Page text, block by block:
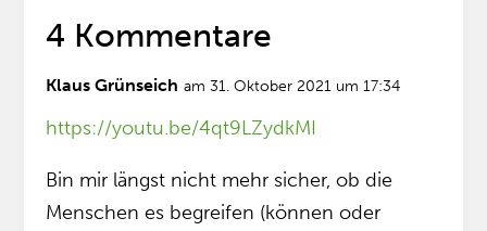
4 Kommentare
Klaus Grünseich am 31. Oktober 2021 um 17:34
https://youtu.be/4qt9LZydkMI
Bin mir längst nicht mehr sicher, ob die
Menschen es begreifen (können oder